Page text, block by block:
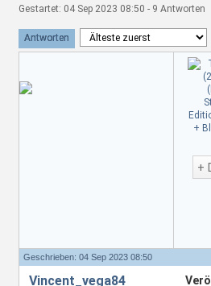
Gestartet: 04 Sep 2023 08:50 - 9 Antworten
Antworten
+
Geschrieben: 04 Sep 2023 08:50
Vincent_vega84